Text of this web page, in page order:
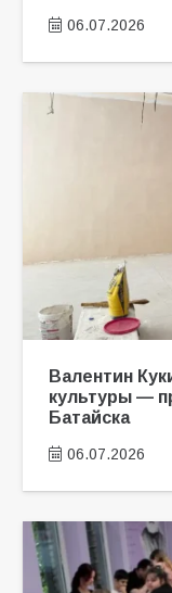
06.07.2026
Валентин
культуры —
Батайска
06.07.2026